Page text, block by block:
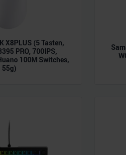
X8PLUS (5 Tasten,
PRO, 700IPS,
100M Switches,
55g)